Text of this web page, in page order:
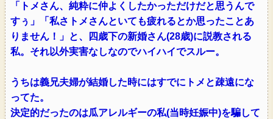
「トメさん、純粋に仲よくしたかっただけだと思うんで
すぅ」「私さトメさんといても疲れるとか思ったことあ
りません！」と、四歳下の新婚さん(28歳)に説教される
私。それ以外実害なしなのでハイハイでスルー。
うちは義兄夫婦が結婚した時にはすでにトメと疎遠にな
ってた。
決定的だったのは瓜アレルギーの私(当時妊娠中)を騙して